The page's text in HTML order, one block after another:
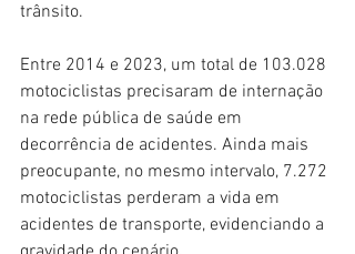
trânsito.
Entre 2014 e 2023, um total de 103.028
motociclistas precisaram de internação
na rede pública de saúde em
decorrência de acidentes. Ainda mais
preocupante, no mesmo intervalo, 7.272
motociclistas perderam a vida em
acidentes de transporte, evidenciando a